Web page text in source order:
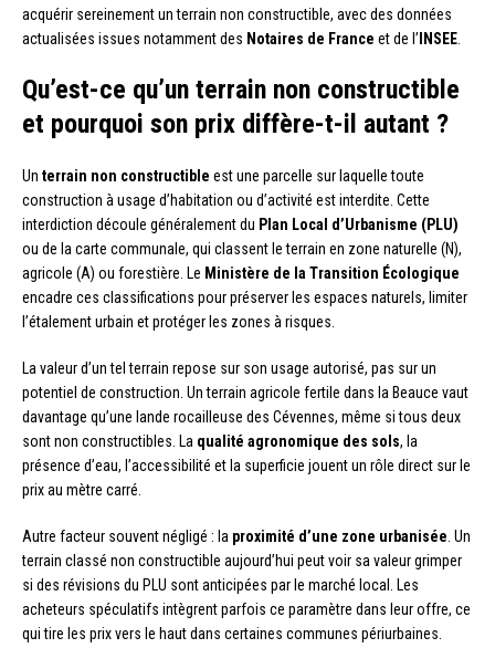
acquérir sereinement un terrain non constructible, avec des données
actualisées issues notamment des Notaires de France et de l’INSEE
Qu’est-ce qu’un terrain non constructible
et pourquoi son prix diffère-t-il autant ?
Un terrain non constructible est une parcelle sur laquelle toute
construction à usage d’habitation ou d’activité est interdite. Cette
interdiction découle généralement du Plan Local d’Urbanisme (PLU)
ou de la carte communale, qui classent le terrain en zone naturelle (N),
agricole (A) ou forestière. Le Ministère de la Transition Écologique
encadre ces classifications pour préserver les espaces naturels, limiter
l’étalement urbain et protéger les zones à risques.
La valeur d’un tel terrain repose sur son usage autorisé, pas sur un
potentiel de construction. Un terrain agricole fertile dans la Beauce vaut
davantage qu’une lande rocailleuse des Cévennes, même si tous deux
sont non constructibles. La qualité agronomique des sols, la
présence d’eau, l’accessibilité et la superficie jouent un rôle direct sur le
prix au mètre carré.
Autre facteur souvent négligé : la proximité d’une zone urbanisée . Un
terrain classé non constructible aujourd’hui peut voir sa valeur grimper
si des révisions du PLU sont anticipées par le marché local. Les
acheteurs spéculatifs intègrent parfois ce paramètre dans leur offre, ce
qui tire les prix vers le haut dans certaines communes périurbaines.